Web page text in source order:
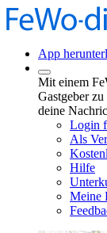
App
Mit einem
Gastgeber
deine
Login
Als
Hilfe
Meine